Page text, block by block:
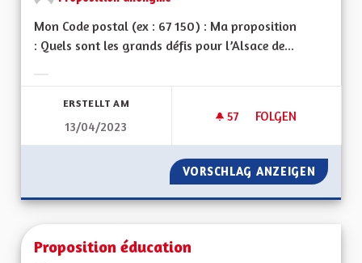
Mon Code postal (ex : 67 150) : Ma proposition
: Quels sont les grands défis pour l’Alsace de...
ERSTELLT AM
13/04/2023
57 57 FOLLOWER
FOLGEN
POUR UNE
VORSCHLAG ANZEIGEN POUR
Proposition éducation